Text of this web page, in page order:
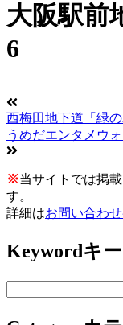
大阪駅前
6
西梅田地下道「緑の
うめだエンタメウ
※当サイトでは掲
す。
詳細はお問い合わ
Keywordキ